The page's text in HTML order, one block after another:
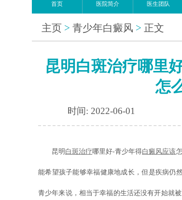
首页 医院简介 医生团队
主页 > 青少年白癜风 > 正文
昆明白斑治疗哪里
怎
时间: 2022-06-01
昆明 白斑治疗哪里好-青少年得白癜风应该
能希望孩子能够幸福健康地成长，但是疾病仍
青少年来说，相当于幸福的生活还没有开始就